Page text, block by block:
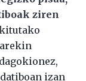
ziren
izan